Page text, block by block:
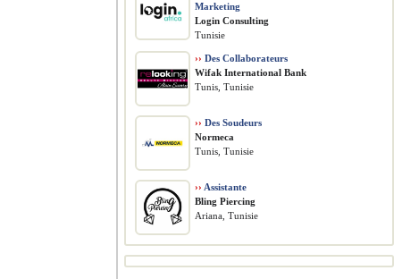
Marketing
Login Consulting
Tunisie
›› Des Collaborateurs
Wifak International Bank
Tunis, Tunisie
›› Des Soudeurs
Normeca
Tunis, Tunisie
›› Assistante
Bling Piercing
Ariana, Tunisie